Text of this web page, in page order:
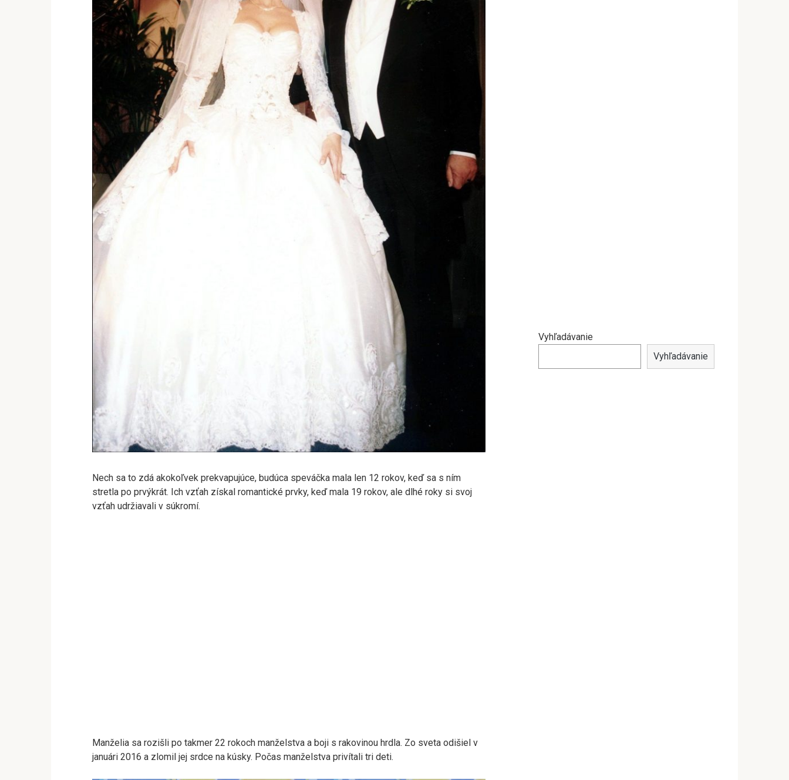
Nech sa to zdá akokoľvek prekvapujúce, budúca speváčka mala len 12 rokov, keď sa s ním
stretla po prvýkrát. Ich vzťah získal romantické prvky, keď mala 19 rokov, ale dlhé roky si svoj
vzťah udržiavali v súkromí.
Manželia sa rozišli po takmer 22 rokoch manželstva a boji s rakovinou hrdla. Zo sveta odišiel v
januári 2016 a zlomil jej srdce na kúsky. Počas manželstva privítali tri deti.
Vyhľadávanie
Vyhľadávanie